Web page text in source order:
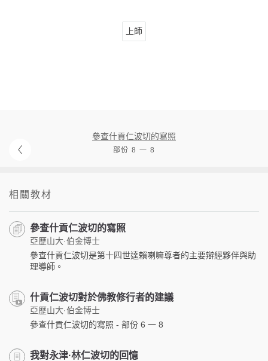
上師
參查什貢仁波切的寫照
部份 8 一 8
相關教材
參查什貢仁波切的寫照
亞歷山大·伯金博士
參查什貢仁波切是第十四世達賴喇嘛尊者的主要辯經夥伴與助
理導師。
什貢仁波切對於佛教修行者的建議
亞歷山大·伯金博士
參查什貢仁波切的寫照 - 部份 6 一 8
我對永津·林仁波切的回憶